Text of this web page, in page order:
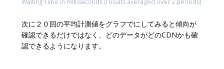
Waiting Time in milliseconds (results averaged over 2 periods)
次に２０回の平均計測値をグラフでにしてみると傾向が
確認できるだけではなく、どのデータがどのCDNかも確
認できるようになります。